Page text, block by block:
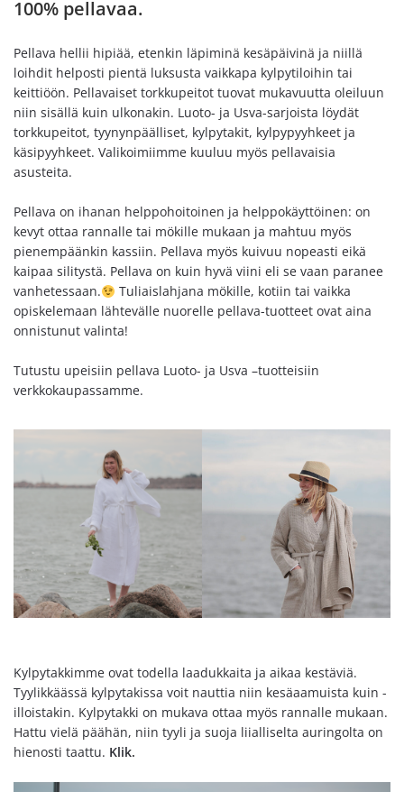
100% pellavaa.
Pellava hellii hipiää, etenkin läpiminä kesäpäivinä ja niillä
loihdit helposti pientä luksusta vaikkapa kylpytiloihin tai
keittiöön. Pellavaiset torkkupeitot tuovat mukavuutta oleiluun
niin sisällä kuin ulkonakin. Luoto- ja Usva-sarjoista löydät
torkkupeitot, tyynynpäälliset, kylpytakit, kylpypyyhkeet ja
käsipyyhkeet. Valikoimiimme kuuluu myös pellavaisia
asusteita.
Pellava on ihanan helppohoitoinen ja helppokäyttöinen: on
kevyt ottaa rannalle tai mökille mukaan ja mahtuu myös
pienempäänkin kassiin. Pellava myös kuivuu nopeasti eikä
kaipaa silitystä. Pellava on kuin hyvä viini eli se vaan paranee
vanhetessaan.
Tuliaislahjana mökille, kotiin tai vaikka
opiskelemaan lähtevälle nuorelle pellava-tuotteet ovat aina
onnistunut valinta!
Tutustu upeisiin pellava Luoto- ja Usva –tuotteisiin
verkkokaupassamme.
Kylpytakkimme ovat todella laadukkaita ja aikaa kestäviä.
Tyylikkäässä kylpytakissa voit nauttia niin kesäaamuista kuin -
illoistakin. Kylpytakki on mukava ottaa myös rannalle mukaan.
Hattu vielä päähän, niin tyyli ja suoja liialliselta auringolta on
hienosti taattu. Klik.